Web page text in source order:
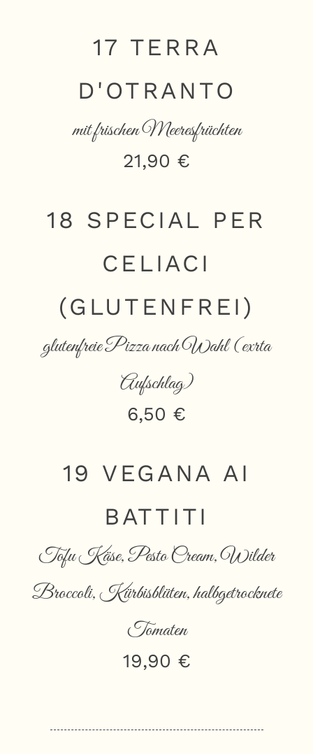
17 TERRA
D'OTRANTO
mit frischen Meeresfrüchten
21,90 €
18 SPECIAL PER
CELIACI
(GLUTENFREI)
glutenfreie Pizza nach Wahl (exrta
Aufschlag)
6,50 €
19 VEGANA AI
BATTITI
Tofu Käse, Pesto Cream, Wilder
Broccoli, Kürbisblüten, halbgetrocknete
Tomaten
19,90 €